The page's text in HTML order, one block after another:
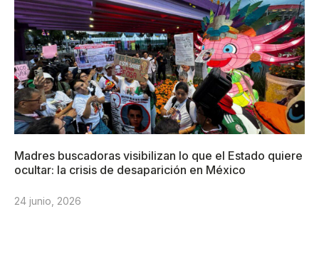
Madres buscadoras visibilizan lo que el Estado quiere
ocultar: la crisis de desaparición en México
24 junio, 2026